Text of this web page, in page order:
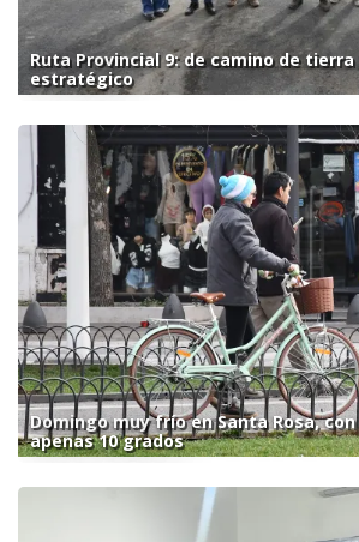
Ruta Provincial 9: de camino de
estratégico
Domingo muy frío en Santa Rosa,
apenas 10 grados